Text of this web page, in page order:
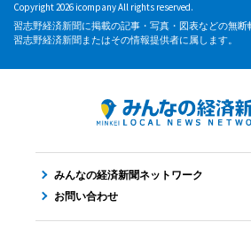
Copyright 2026 icompany All rights reserved.
習志野経済新聞に掲載の記事・写真・図表などの無
習志野経済新聞またはその情報提供者に属します。
みんなの経済新聞ネットワーク
お問い合わせ